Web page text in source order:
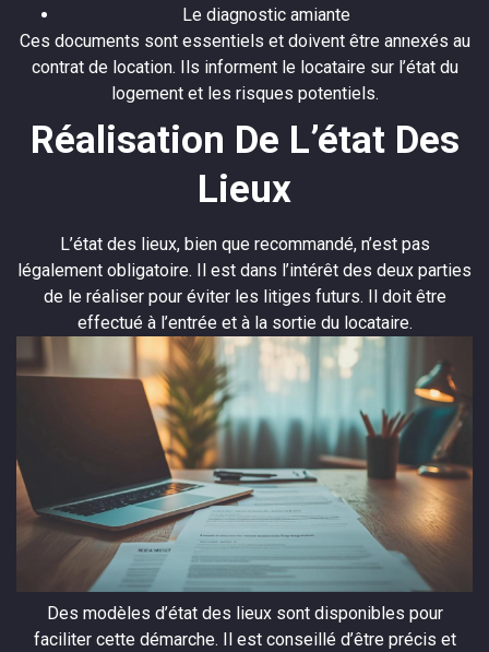
Le diagnostic amiante
Ces documents sont essentiels et doivent être annexés au
contrat de location. Ils informent le locataire sur l’état du
logement et les risques potentiels.
Réalisation De L’état Des
Lieux
L’état des lieux, bien que recommandé, n’est pas
légalement obligatoire. Il est dans l’intérêt des deux parties
de le réaliser pour éviter les litiges futurs. Il doit être
effectué à l’entrée et à la sortie du locataire.
Des modèles d’état des lieux sont disponibles pour
faciliter cette démarche. Il est conseillé d’être précis et